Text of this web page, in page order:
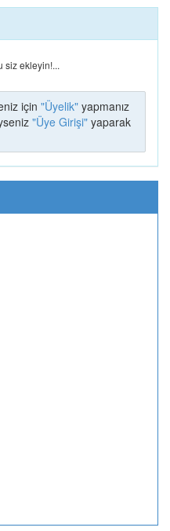
LÖP TAVUK
DÖNER
BUHARA
siz ekleyin!...
için "Üyelik" yapmanız
"Üye Girişi" yaparak